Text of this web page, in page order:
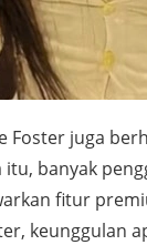
Foster juga
banyak
fitur
keunggulan